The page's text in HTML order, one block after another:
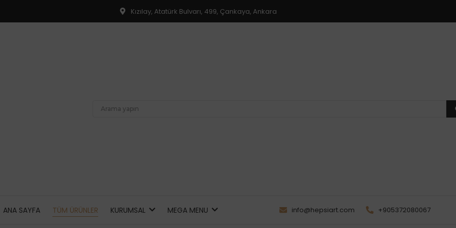
Kızılay, Atatürk Bulvarı, 499, Çankaya, Ankara
ANA SAYFA TÜM ÜRÜNLER KURUMSAL MEGA MENU info@hepsiart.com +905372080067